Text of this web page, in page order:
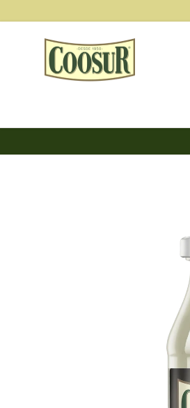
Direkt zum Inhalt